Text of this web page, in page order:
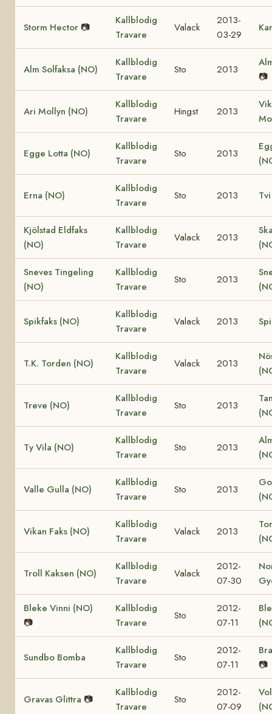
Storm Hector 📷
Kallblodig
Travare
Valack
2013-
03-29
Alm Solfaksa (NO)
Kallblodig
Travare
Sto 2013
📷
Ari Mollyn (NO)
Kallblodig
Travare
Hingst 2013
Egge Lotta (NO)
Kallblodig
Travare
Sto 2013
Erna (NO)
Kallblodig
Travare
Sto 2013
Kjölstad Eldfaks
(NO)
Kallblodig
Travare
Valack 2013
Sneves Tingeling
(NO)
Kallblodig
Travare
Sto 2013
Spikfaks (NO)
Kallblodig
Travare
Valack 2013
T.K. Torden (NO)
Kallblodig
Travare
Valack 2013
Treve (NO)
Kallblodig
Travare
Sto 2013
Ty Vila (NO)
Kallblodig
Travare
Sto 2013
Valle Gulla (NO)
Kallblodig
Travare
Sto 2013
Vikan Faks (NO)
Kallblodig
Travare
Valack 2013
Troll Kaksen (NO)
Kallblodig
Travare
Valack
2012-
07-30
Bleke Vinni (NO)
📷
Kallblodig
Travare
Sto
2012-
07-11
Sundbo Bomba
Kallblodig
Travare
Sto
2012-
07-11
📷
Gravas Glittra 📷
Kallblodig
Travare
Sto
2012-
07-09